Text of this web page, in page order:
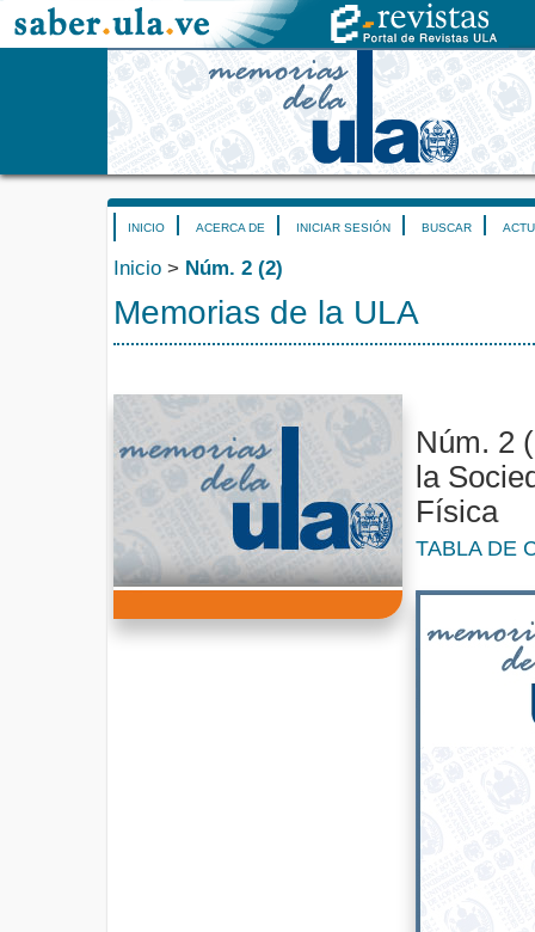
INICIO ACERCA DE INICIAR SESIÓN BUSCAR
Inicio > Núm. 2 (2)
Memorias de la ULA
Núm. 2
la
Física
TABLA DE